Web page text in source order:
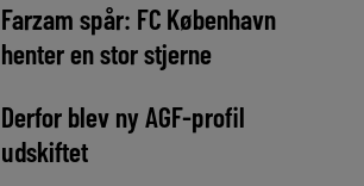
Farzam spår: FC København
henter en stor stjerne
Derfor blev ny AGF-profil
udskiftet